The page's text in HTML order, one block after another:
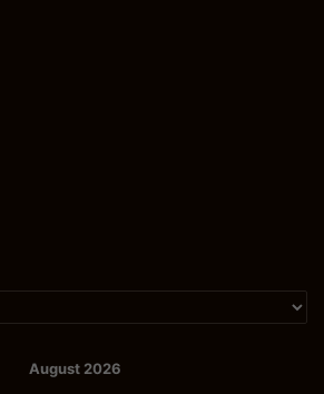
August 2026